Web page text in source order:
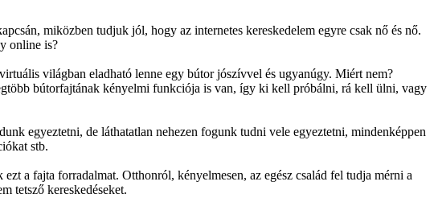
miközben tudjuk jól, hogy az internetes kereskedelem egyre csak nő és nő.
online is?
világban eladható lenne egy bútor jószívvel és ugyanúgy. Miért nem?
bútorfajtának kényelmi funkciója is van, így ki kell próbálni, rá kell ülni, vagy
egyeztetni, de láthatatlan nehezen fogunk tudni vele egyeztetni, mindenképpen
stb.
a fajta forradalmat. Otthonról, kényelmesen, az egész család fel tudja mérni a
tetsző kereskedéseket.